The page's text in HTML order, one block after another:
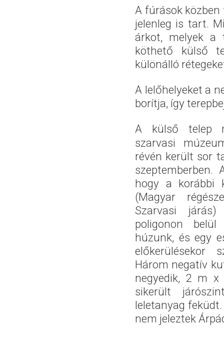
A fúrások
jelenleg is tart.
árkot, melyek a
köthető külső
különálló
A lelőhelyeket a
borítja, így
A külső telep
szarvasi
révén került sor
szeptemberben.
hogy a korábbi
(Magyar
Szarvasi
poligonon
húzunk, és egy
előkerülésekor
Három negatív
negyedik, 2 m x
sikerült
leletanyag
nem jeleztek